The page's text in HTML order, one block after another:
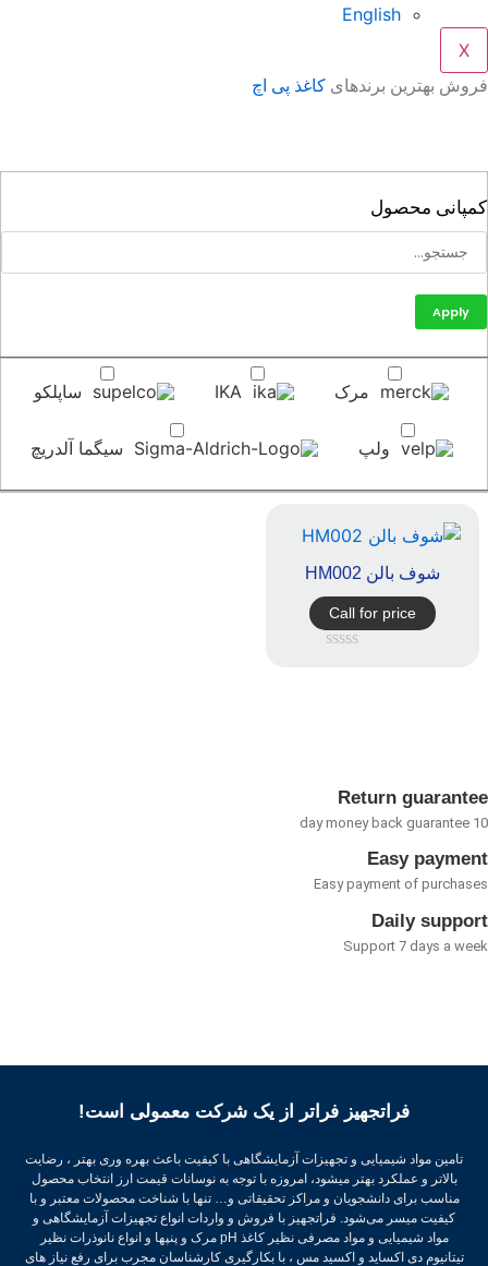
English
بهترین برندهایکاغذ پی اچ
محصول
Apply
مرک IKA ساپلکو
ولپ سیگما آلدریچ
شوف بالن HM002
Call for price
Return
Easy
Easy payment of
Daily
Support 7 days a
فراتجهیز فراتر از یک شرکت معمولی است!
تامین مواد شیمیایی و تجهیزات آزمایشگاهی با کیفیت باعث بهره وری بهتر ، رضایت
بالاتر و عملکرد بهتر میشود، امروزه با توجه به نوسانات قیمت ارز انتخاب محصول
مناسب برای دانشجویان و مراکز تحقیقاتی و… تنها با شناخت محصولات معتبر و با
کیفیت میسر می‌شود.فراتجهیز با فروش و واردات انواع تجهیزات آزمایشگاهی و
مواد شیمیایی و مواد مصرفی نظیر کاغذ pH مرک و پنپها و انواع نانوذرات نظیر
تیتانیوم دی اکساید و اکسید مس ، با بکارگیری کارشناسان مجرب برای رفع نیاز های